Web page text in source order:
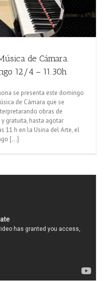
de Cámara.
12/4 – 11.30h
se presenta este domingo
de Cámara que se
obras de
gratuita, hasta agotar
11 h en la Usina del Arte, el
[...]